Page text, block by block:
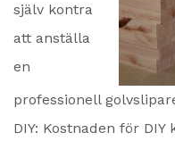
själv kontra
att anställa
en
professionell
DIY: Kostnaden för